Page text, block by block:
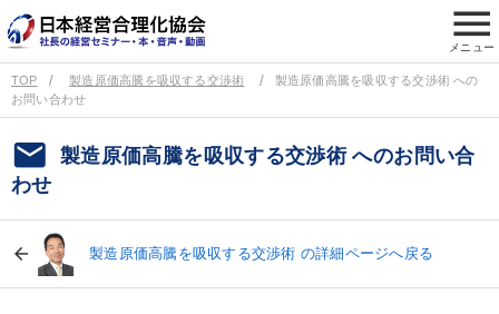
menu
メニュー
TOP 製造原価高騰を吸収する交渉術
製造原価高騰を吸収する交渉術 への
お問い合わせ
email
製造原価高騰を吸収する交渉術 へのお問い合
わせ
製造原価高騰を吸収する交渉術 の詳細ページへ戻る